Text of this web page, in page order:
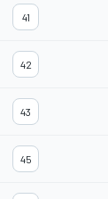
41
42
43
45